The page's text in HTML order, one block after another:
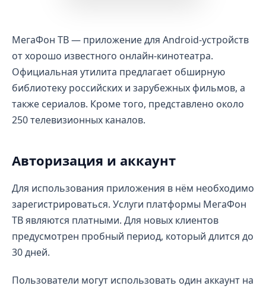
МегаФон ТВ — приложение для Android-устройств
от хорошо известного онлайн-кинотеатра.
Официальная утилита предлагает обширную
библиотеку российских и зарубежных фильмов, а
также сериалов. Кроме того, представлено около
250 телевизионных каналов.
Авторизация и аккаунт
Для использования приложения в нём необходимо
зарегистрироваться. Услуги платформы МегаФон
ТВ являются платными. Для новых клиентов
предусмотрен пробный период, который длится до
30 дней.
Пользователи могут использовать один аккаунт на